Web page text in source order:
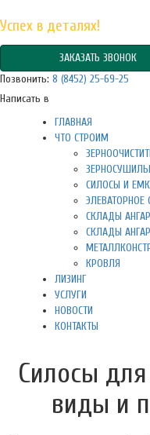
Успех в деталях!
ЗАКАЗАТЬ ЗВОНОК
Позвонить: 8 (8452) 25-69-25
Написать в
ГЛАВНАЯ
ЧТО СТРОИМ
СИЛОСЫ И
СКЛАДЫ
СКЛАДЫ
КРОВЛЯ
ЛИЗИНГ
УСЛУГИ
НОВОСТИ
КОНТАКТЫ
Силосы
виды и